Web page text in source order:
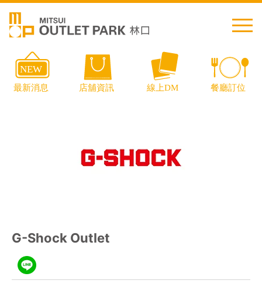
樓層導覽
顧客服務
G-Shock Outlet